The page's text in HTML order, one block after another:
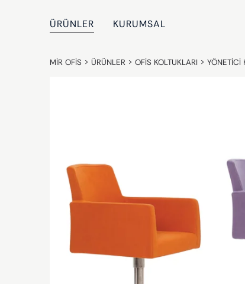
ÜRÜNLER KURUMSAL
MIR OFIS > ÜRÜNLER > OFIS KOLTUKLARI > YÖNETICI